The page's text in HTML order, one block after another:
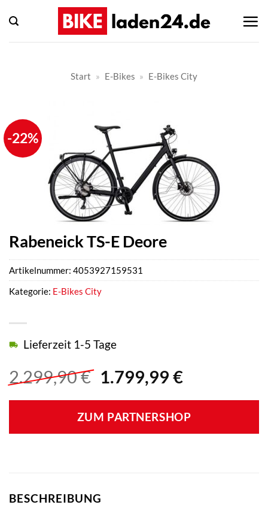
Inhalt
springen
Start » E-Bikes » E-Bikes City
-22%
Rabeneick TS-E Deore
2.299,90€ Ursprünglicher
war:
2.299,90 €
1.799,99 €Aktueller
ist:
1.799,99
Lieferzeit 1-5 Tage
ZUM PARTNERSHOP
Artikelnummer: 4053927159531
Kategorie: E-Bikes City
BESCHREIBUNG